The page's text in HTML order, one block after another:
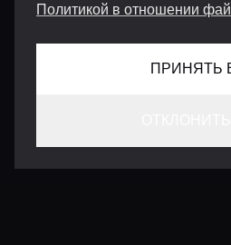
Политикой в отношении
ПРИНЯТЬ